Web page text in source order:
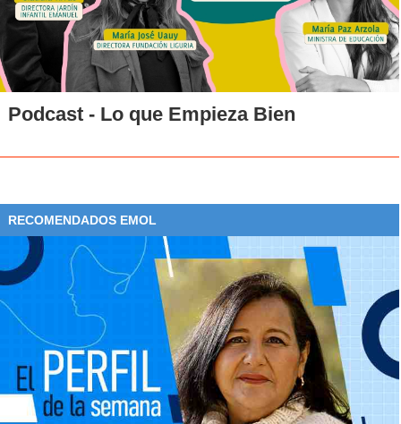
Podcast - Lo que Empieza Bien
RECOMENDADOS EMOL